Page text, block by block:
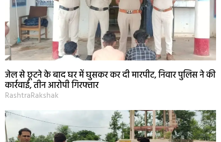
जेल से छूटने के बाद घर में घुसकर कर दी मारपीट, निवार पुलिस ने की
कार्रवाई, तीन आरोपी गिरफ्तार
RashtraRakshak